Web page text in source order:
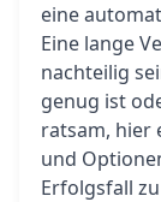
eine
Eine lange
nachteilig
genug ist
ratsam, hier
und
Erfolgsfall